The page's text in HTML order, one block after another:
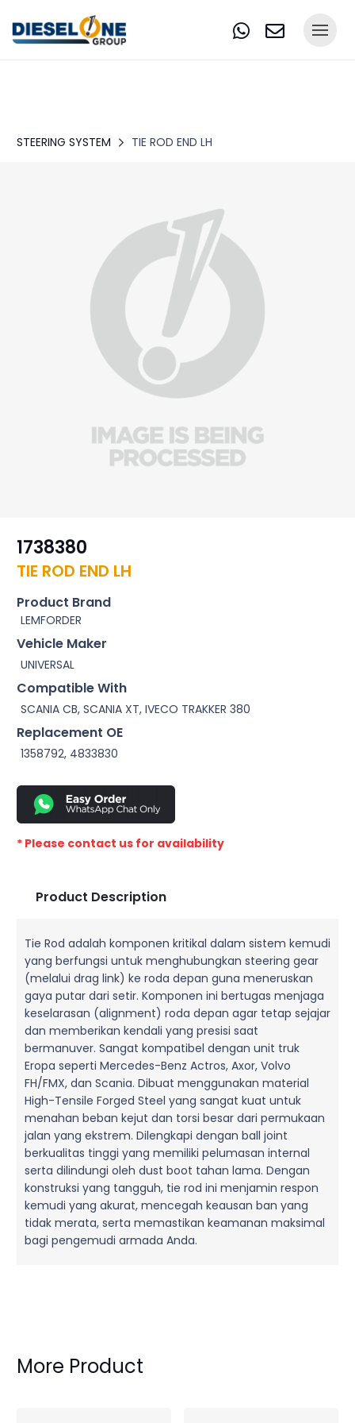
STEERING SYSTEM TIE ROD END LH
1738380
TIE ROD END LH
Product Brand
LEMFORDER
Vehicle Maker
UNIVERSAL
Compatible With
SCANIA CB, SCANIA XT, IVECO TRAKKER 380
Replacement OE
1358792, 4833830
* Please contact us for availability
Product Description
Tie Rod adalah komponen kritikal dalam sistem kemudi
yang berfungsi untuk menghubungkan steering gear
(melalui drag link) ke roda depan guna meneruskan
gaya putar dari setir. Komponen ini bertugas menjaga
keselarasan (alignment) roda depan agar tetap sejajar
dan memberikan kendali yang presisi saat
bermanuver. Sangat kompatibel dengan unit truk
Eropa seperti Mercedes-Benz Actros, Axor, Volvo
FH/FMX, dan Scania. Dibuat menggunakan material
High-Tensile Forged Steel yang sangat kuat untuk
menahan beban kejut dan torsi besar dari permukaan
jalan yang ekstrem. Dilengkapi dengan ball joint
berkualitas tinggi yang memiliki pelumasan internal
serta dilindungi oleh dust boot tahan lama. Dengan
konstruksi yang tangguh, tie rod ini menjamin respon
kemudi yang akurat, mencegah keausan ban yang
tidak merata, serta memastikan keamanan maksimal
bagi pengemudi armada Anda.
More Product